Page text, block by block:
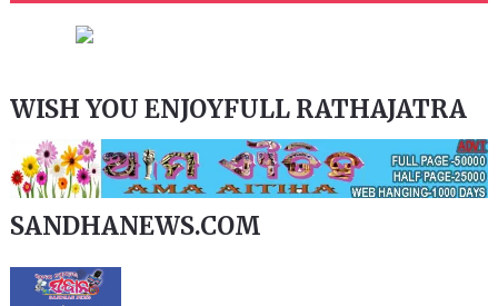
WISH YOU ENJOYFULL RATHAJATRA
SANDHANEWS.COM